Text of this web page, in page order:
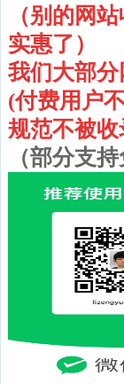
（别的网
实惠了）
我们大部
(付费用户
规范不被
（部分支